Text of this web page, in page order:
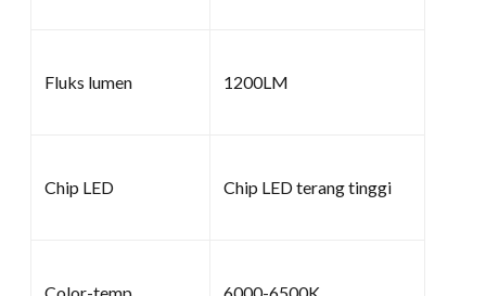
Fluks lumen 1200LM
Chip LED Chip LED terang tinggi
Color-temp 6000-6500K